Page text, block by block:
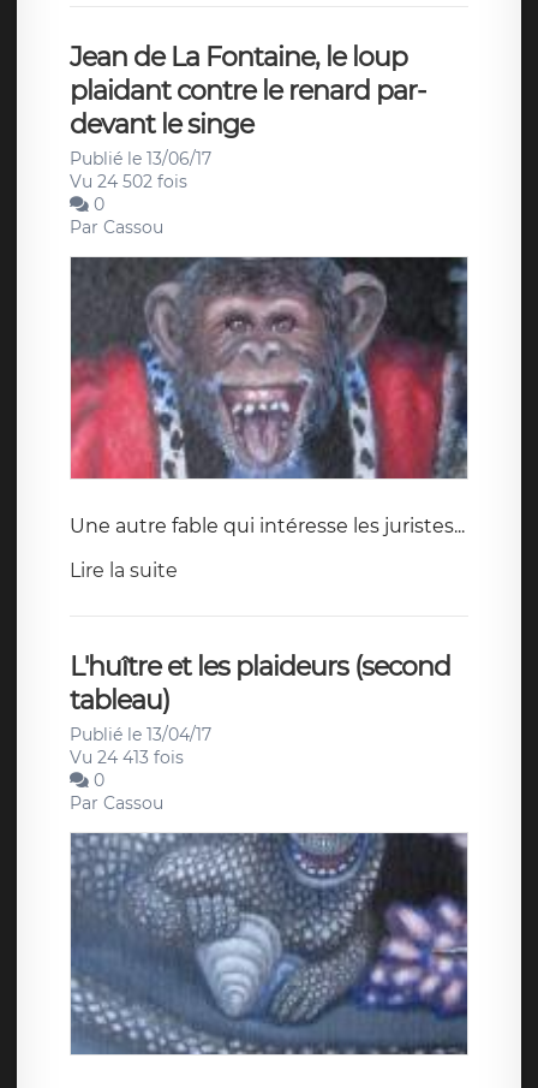
Jean de La Fontaine, le loup
plaidant contre le renard par-
devant le singe
Publié le 13/06/17
Vu 24 502 fois
0
Par Cassou
Une autre fable qui intéresse les juristes...
Lire la suite
L'huître et les plaideurs (second
tableau)
Publié le 13/04/17
Vu 24 413 fois
0
Par Cassou